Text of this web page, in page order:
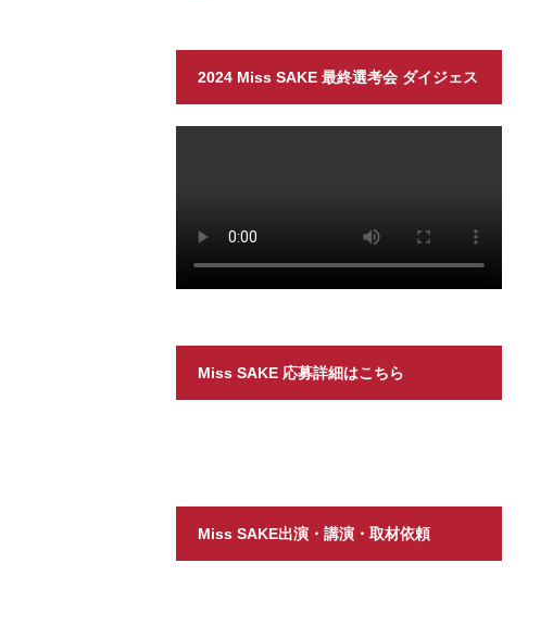
2024 Miss SAKE 最終選考会 ダイジェス
ト
Miss SAKE 応募詳細はこちら
Miss SAKE出演・講演・取材依頼